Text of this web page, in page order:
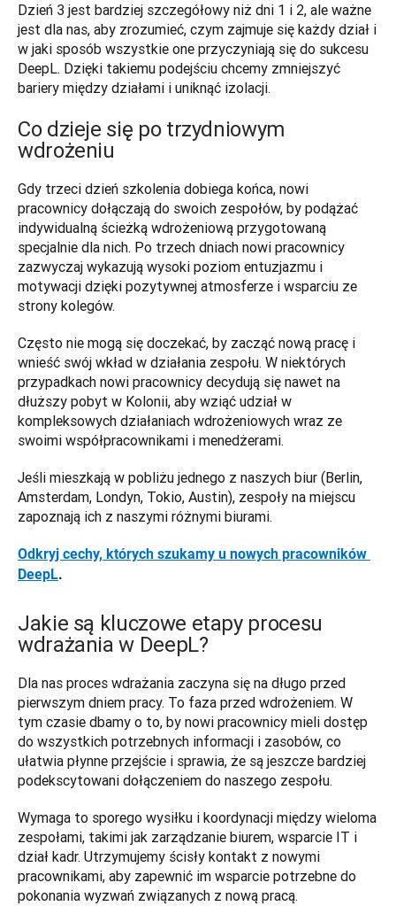
Dzień 3 jest bardziej szczegółowy niż dni 1 i 2, ale ważne
jest dla nas, aby zrozumieć, czym zajmuje się każdy dział i
w jaki sposób wszystkie one przyczyniają się do sukcesu
DeepL. Dzięki takiemu podejściu chcemy zmniejszyć
bariery między działami i uniknąć izolacji.
Co dzieje się po trzydniowym
wdrożeniu
Gdy trzeci dzień szkolenia dobiega końca, nowi
pracownicy dołączają do swoich zespołów, by podążać
indywidualną ścieżką wdrożeniową przygotowaną
specjalnie dla nich. Po trzech dniach nowi pracownicy
zazwyczaj wykazują wysoki poziom entuzjazmu i
motywacji dzięki pozytywnej atmosferze i wsparciu ze
strony kolegów.
Często nie mogą się doczekać, by zacząć nową pracę i
wnieść swój wkład w działania zespołu. W niektórych
przypadkach nowi pracownicy decydują się nawet na
dłuższy pobyt w Kolonii, aby wziąć udział w
kompleksowych działaniach wdrożeniowych wraz ze
swoimi współpracownikami i menedżerami.
Jeśli mieszkają w pobliżu jednego z naszych biur (Berlin,
Amsterdam, Londyn, Tokio, Austin), zespoły na miejscu
zapoznają ich z naszymi różnymi biurami.
Odkryj cechy, których szukamy u nowych pracowników
DeepL.
Jakie są kluczowe etapy procesu
wdrażania w DeepL?
Dla nas proces wdrażania zaczyna się na długo przed
pierwszym dniem pracy. To faza przed wdrożeniem. W
tym czasie dbamy o to, by nowi pracownicy mieli dostęp
do wszystkich potrzebnych informacji i zasobów, co
ułatwia płynne przejście i sprawia, że są jeszcze bardziej
podekscytowani dołączeniem do naszego zespołu.
Wymaga to sporego wysiłku i koordynacji między wieloma
zespołami, takimi jak zarządzanie biurem, wsparcie IT i
dział kadr. Utrzymujemy ścisły kontakt z nowymi
pracownikami, aby zapewnić im wsparcie potrzebne do
pokonania wyzwań związanych z nową pracą.